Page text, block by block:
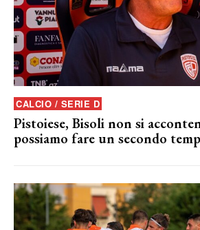
CALCIO / SERIE D
Pistoiese, Bisoli non si
possiamo fare un secondo